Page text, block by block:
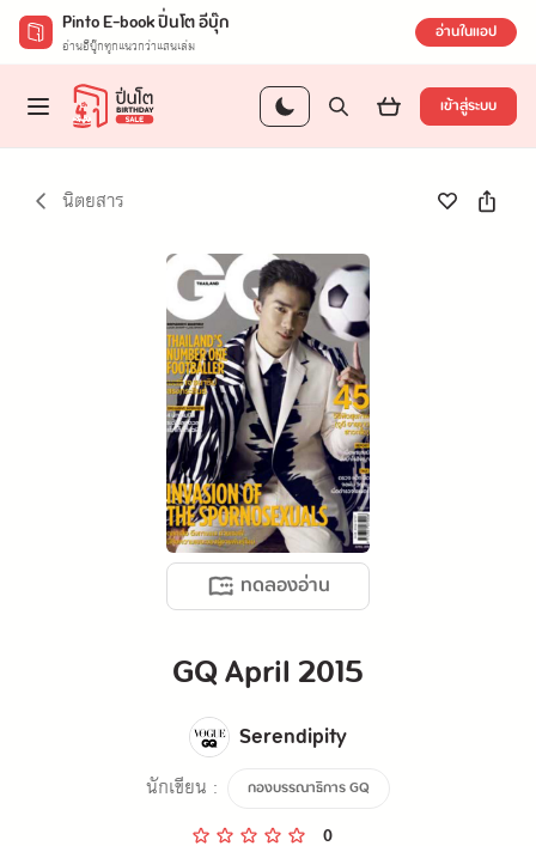
Pinto E-book ปิ่นโต อีบุ๊ก
อ่านอีบุ๊กทุกแนวกว่าแสนเล่ม อ่านในแอป
เข้าสู่ระบบ
นิตยสาร
ทดลองอ่าน
GQ April 2015
Serendipity
นักเขียน : กองบรรณาธิการ GQ
0